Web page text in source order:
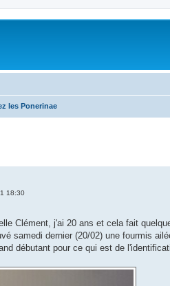
les Ponerinae
18:30
Clément, j'ai 20 ans et cela fait
samedi dernier (20/02) une fourmis
débutant pour ce qui est de